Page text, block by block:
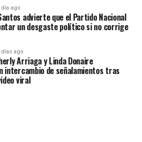
día ago
advierte que el Partido Nacional
un desgaste político si no corrige
días ago
Arriaga y Linda Donaire
intercambio de señalamientos tras
viral